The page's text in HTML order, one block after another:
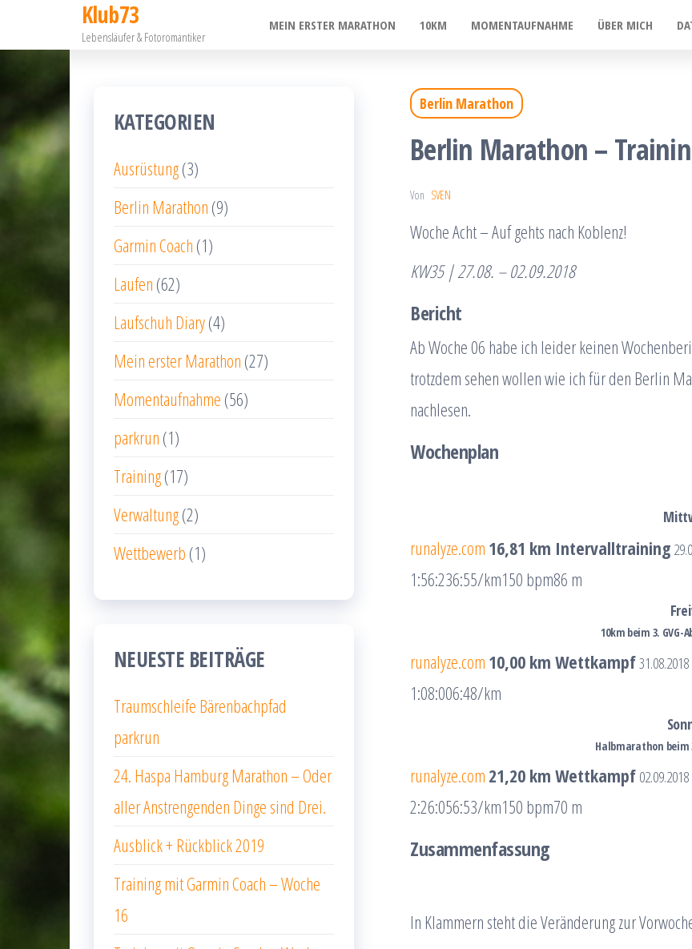
Inhalt
Klub73
Lebensläufer & Fotoromantiker
MEIN ERSTER MARATHON 10KM MOMENTAUFNAHME ÜBER MICH
Berlin Marathon
Berlin Marathon –
Von SVEN
Woche Acht – Auf gehts nach Koblenz!
KW35 | 27.08. – 02.09.2018
Bericht
Ab Woche 06 habe ich leider keinen
trotzdem sehen wollen wie ich für den Berlin
nachlesen.
Wochenplan
runalyze.com 16,81 km Intervalltraining
1:56:236:55/km150 bpm86 m
10km beim 3.
runalyze.com 10,00 km Wettkampf31.08.2018
1:08:006:48/km
Halbmarathon beim
runalyze.com 21,20 km Wettkampf 02.09.2018
2:26:056:53/km150 bpm70 m
Zusammenfassung
In Klammern steht die Veränderung zur
KATEGORIEN
Ausrüstung(3)
Berlin Marathon (9)
Garmin Coach (1)
Laufen (62)
Laufschuh Diary(4)
Mein erster Marathon (27)
Momentaufnahme (56)
parkrun (1)
Training(17)
Verwaltung(2)
Wettbewerb (1)
NEUESTE BEITRÄGE
Traumschleife Bärenbachpfad
parkrun
24. Haspa Hamburg Marathon – Oder
aller Anstrengenden Dinge sind Drei.
Ausblick + Rückblick 2019
Training mit Garmin Coach – Woche
16